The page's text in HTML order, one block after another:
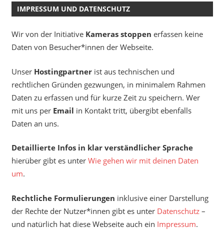
IMPRESSUM UND DATENSCHUTZ
Wir von der Initiative Kameras stoppen erfassen keine
Daten von Besucher*innen der Webseite.
Unser Hostingpartnerist aus technischen und
rechtlichen Gründen gezwungen, in minimalem Rahmen
Daten zu erfassen und für kurze Zeit zu speichern. Wer
mit uns per Email in Kontakt tritt, übergibt ebenfalls
Daten an uns.
Detaillierte Infos in klar verständlicher Sprache
hierüber gibt es unter Wie gehen wir mit deinen Daten
um.
Rechtliche Formulierungen inklusive einer Darstellung
der Rechte der Nutzer*innen gibt es unter Datenschutz–
und natürlich hat diese Webseite auch ein Impressum.